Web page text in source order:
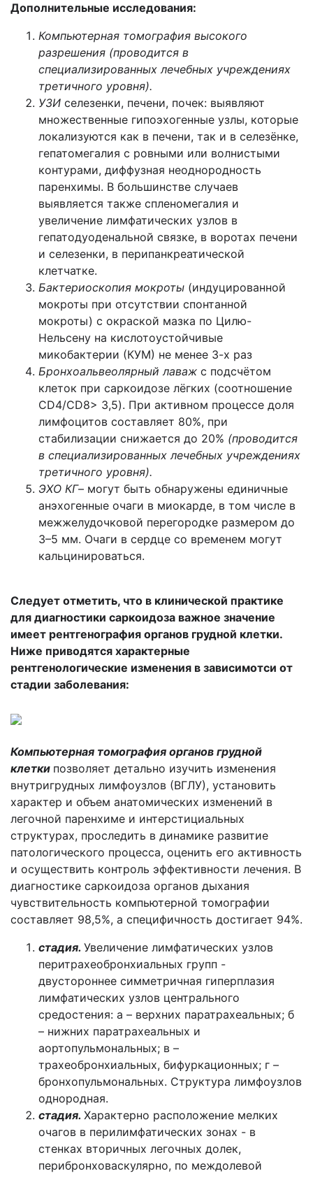
Дополнительные исследования:
Компьютерная томография высокого
разрешения (проводится в
специализированных лечебных учреждениях
третичного уровня).
УЗИ селезенки, печени, почек: выявляют
множественные гипоэхогенные узлы, которые
локализуются как в печени, так и в селезёнке,
гепатомегалия с ровными или волнистыми
контурами, диффузная неоднородность
паренхимы. В большинстве случаев
выявляется также спленомегалия и
увеличение лимфатических узлов в
гепатодуоденальной связке, в воротах печени
и селезенки, в перипанкреатической
клетчатке.
Бактериоскопия мокроты (индуцированной
мокроты при отсутствии спонтанной
мокроты) с окраской мазка по Цилю-
Нельсену на кислотоустойчивые
микобактерии (КУМ) не менее 3-х раз
Бронхоальвеолярный лаваж с подсчётом
клеток при саркоидозе лёгких (соотношение
CD4/CD8> 3,5). При активном процессе доля
лимфоцитов составляет 80%, при
стабилизации снижается до 20% (проводится
в специализированных лечебных учреждениях
третичного уровня).
ЭХО КГ– могут быть обнаружены единичные
анэхогенные очаги в миокарде, в том числе в
межжелудочковой перегородке размером до
3–5 мм. Очаги в сердце со временем могут
кальцинироваться.
Следует отметить, что в клинической практике
для диагностики саркоидоза важное значение
имеет рентгенография органов грудной клетки.
Ниже приводятся характерные
рентгенологические изменения в зависимотси от
стадии заболевания:
Компьютерная томография органов грудной
клетки позволяет детально изучить изменения
внутригрудных лимфоузлов (ВГЛУ), установить
характер и объем анатомических изменений в
легочной паренхиме и интерстициальных
структурах, проследить в динамике развитие
патологического процесса, оценить его активность
и осуществить контроль эффективности лечения. В
диагностике саркоидоза органов дыхания
чувствительность компьютерной томографии
составляет 98,5%, а специфичность достигает 94%.
стадия. Увеличение лимфатических узлов
перитрахеобронхиальных групп -
двустороннее симметричная гиперплазия
лимфатических узлов центрального
средостения: а – верхних паратрахеальных; б
– нижних паратрахеальных и
аортопульмональных; в –
трахеобронхиальных, бифуркационных; г –
бронхопульмональных. Структура лимфоузлов
однородная.
стадия. Характерно расположение мелких
очагов в перилимфатических зонах - в
стенках вторичных легочных долек,
перибронховаскулярно, по междолевой